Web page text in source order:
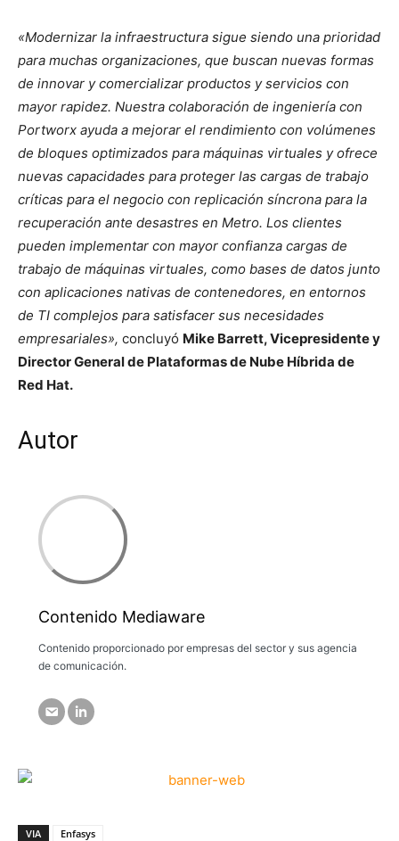
«Modernizar la infraestructura sigue siendo una prioridad
para muchas organizaciones, que buscan nuevas formas
de innovar y comercializar productos y servicios con
mayor rapidez. Nuestra colaboración de ingeniería con
Portworx ayuda a mejorar el rendimiento con volúmenes
de bloques optimizados para máquinas virtuales y ofrece
nuevas capacidades para proteger las cargas de trabajo
críticas para el negocio con replicación síncrona para la
recuperación ante desastres en Metro. Los clientes
pueden implementar con mayor confianza cargas de
trabajo de máquinas virtuales, como bases de datos junto
con aplicaciones nativas de contenedores, en entornos
de TI complejos para satisfacer sus necesidades
empresariales», concluyó Mike Barrett, Vicepresidente y
Director General de Plataformas de Nube Híbrida de
Red Hat.
Autor
Contenido Mediaware
Contenido proporcionado por empresas del sector y sus agencia
de comunicación.
VIA
Enfasys